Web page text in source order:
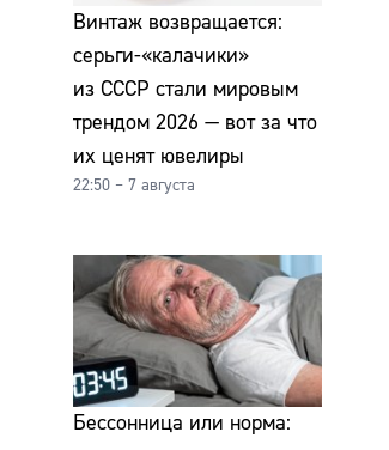
Винтаж возвращается:
серьги-«калачики»
из СССР стали мировым
трендом 2026 — вот за что
их ценят ювелиры
22:50 – 7 августа
Бессонница или норма: